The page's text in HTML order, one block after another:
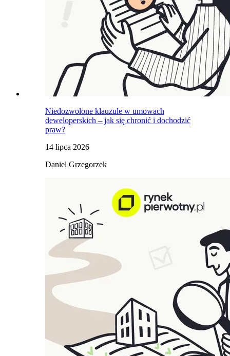
Niedozwolone klauzule w umowach
deweloperskich – jak się chronić i dochodzić
praw?
14 lipca 2026
Daniel Grzegorzek